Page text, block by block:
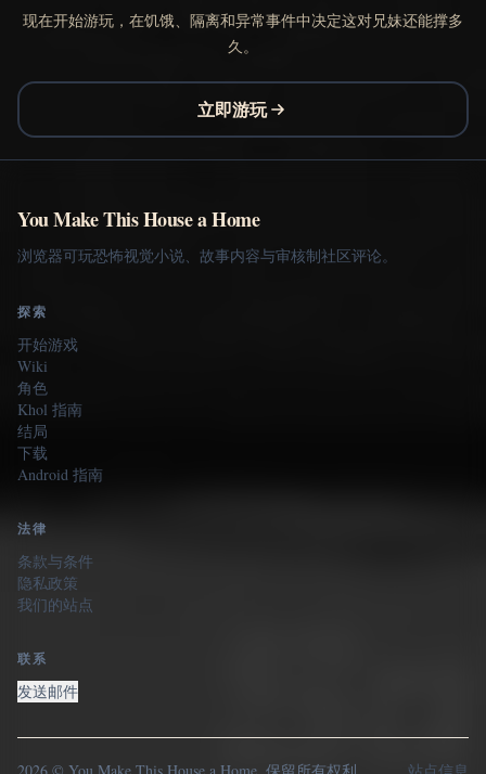
现在开始游玩，在饥饿、隔离和异常事件中决定这对兄妹还能撑多
久。
立即游玩
You Make This House a Home
浏览器可玩恐怖视觉小说、故事内容与审核制社区评论。
探索
开始游戏
Wiki
角色
Khol 指南
结局
下载
Android 指南
法律
条款与条件
隐私政策
我们的站点
联系
发送邮件